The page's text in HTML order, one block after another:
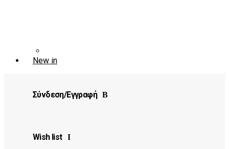
New in
Σύνδεση/Εγγραφή
Wish list